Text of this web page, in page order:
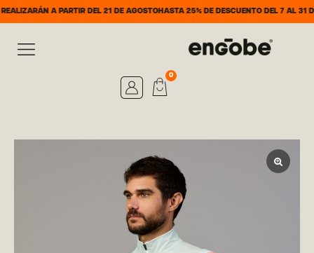
A PARTIR DEL 21 DE AGOSTOHASTA 25% DE DESCUENTO DEL 7 AL 31 DE
0